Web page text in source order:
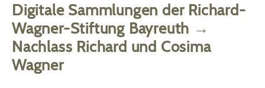
Digitale Sammlungen der Richard-
Wagner-Stiftung Bayreuth →
Nachlass Richard und Cosima
Wagner